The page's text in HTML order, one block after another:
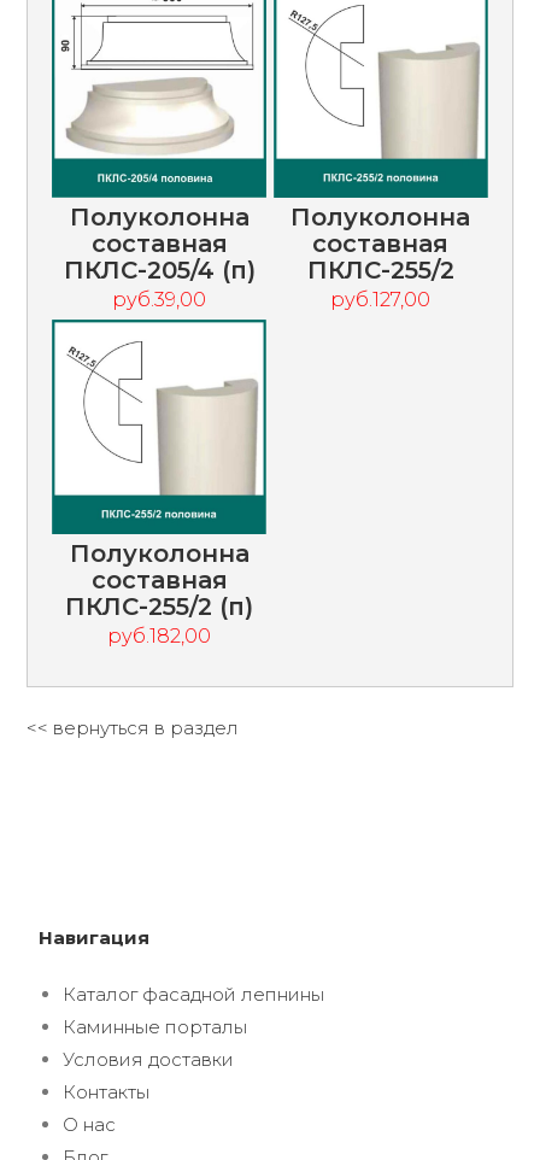
Полуколонна
составная
ПКЛС-205/4 (п)
руб.39,00
Полуколонна
составная
ПКЛС-255/2
руб.127,00
Полуколонна
составная
ПКЛС-255/2 (п)
руб.182,00
<< вернуться в раздел
Навигация
Каталог фасадной лепнины
Каминные порталы
Условия доставки
Контакты
О нас